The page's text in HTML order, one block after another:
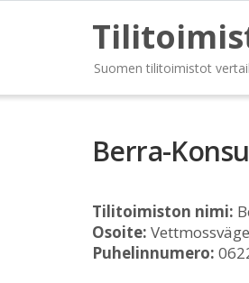
Suomen tilitoimistot
Berra-
Tilitoimiston nimi:
Osoite:
Puhelinnumero: